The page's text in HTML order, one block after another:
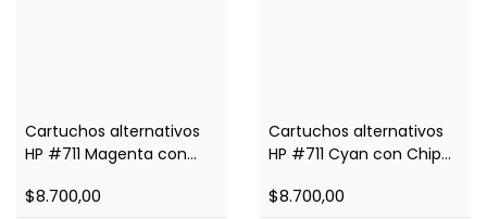
Cartuchos alternativos
HP #711 Magenta con
520
$8.700,00
Cartuchos alternativos
HP #711 Cyan con Chip
$8.700,00